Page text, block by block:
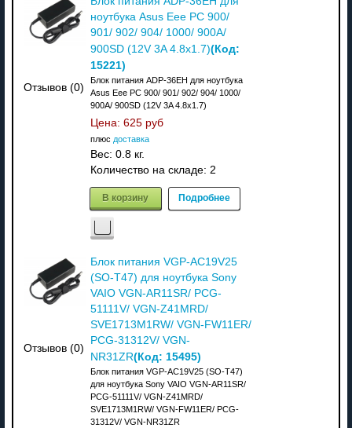
Отзывов (0)
ноутбука Asus Eee PC 900/
901/ 902/ 904/ 1000/ 900A/
900SD (12V 3A 4.8x1.7)(Код:
15221)
Блок питания ADP-36EH для ноутбука
Asus Eee PC 900/ 901/ 902/ 904/ 1000/
900A/ 900SD (12V 3A 4.8x1.7)
Цена: 625 руб
плюс доставка
Вес: 0.8 кг.
Количество на складе: 2
В корзину Подробнее
Отзывов (0)
Блок питания VGP-AC19V25
(SO-T47) для ноутбука Sony
VAIO VGN-AR11SR/ PCG-
51111V/ VGN-Z41MRD/
SVE1713M1RW/ VGN-FW11ER/
PCG-31312V/ VGN-
NR31ZR(Код: 15495)
Блок питания VGP-AC19V25 (SO-T47)
для ноутбука Sony VAIO VGN-AR11SR/
PCG-51111V/ VGN-Z41MRD/
SVE1713M1RW/ VGN-FW11ER/ PCG-
31312V/ VGN-NR31ZR